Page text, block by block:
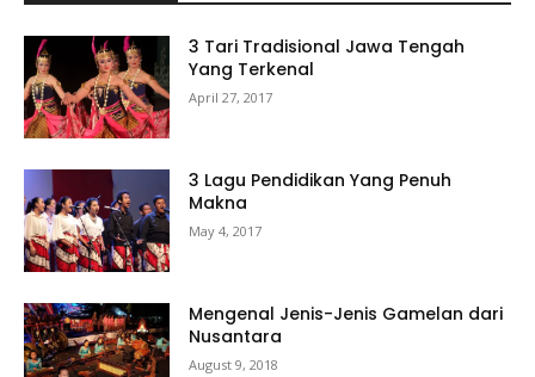
3 Tari Tradisional Jawa Tengah
Yang Terkenal
April 27, 2017
3 Lagu Pendidikan Yang Penuh
Makna
May 4, 2017
Mengenal Jenis-Jenis Gamelan dari
Nusantara
August 9, 2018